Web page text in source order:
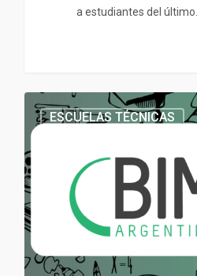
a estudiantes del último…
ESCUELAS TÉCNICAS